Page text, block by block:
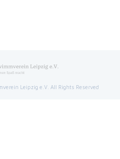
Leipzig e.V. All Rights Reserved